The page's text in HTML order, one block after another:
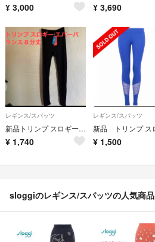
¥ 3,000 ¥ 3,690
レギンス/スパッツ
新品トリンプ スロギー エバーバランス 8分丈ボトムＬサイズ
¥ 1,740
レギンス/スパッツ
¥ 1,500
sloggiのレギンス/スパッツの人気商品